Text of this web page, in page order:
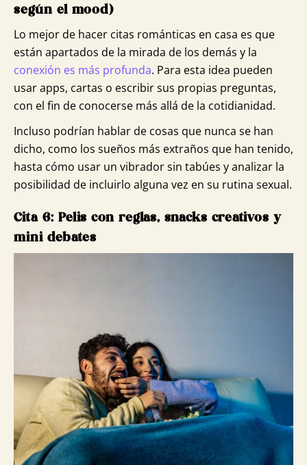
según el mood)
Lo mejor de hacer citas románticas en casa es que
están apartados de la mirada de los demás y la
conexión es más profunda. Para esta idea pueden
usar apps, cartas o escribir sus propias preguntas,
con el fin de conocerse más allá de la cotidianidad.
Incluso podrían hablar de cosas que nunca se han
dicho, como los sueños más extraños que han tenido,
hasta cómo usar un vibrador sin tabúes y analizar la
posibilidad de incluirlo alguna vez en su rutina sexual.
Cita 6: Pelis con reglas, snacks creativos y
mini debates